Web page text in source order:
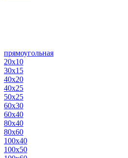
прямоугольная
20х10
30х15
40х20
40х25
50х25
60х30
60х40
80х40
80х60
100х40
100х50